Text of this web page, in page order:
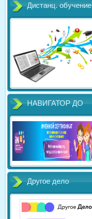
Дистанц. обучение
НАВИГАТОР ДО
Другое дело